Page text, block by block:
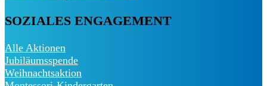
SOZIALES ENGAGEMENT
Alle Aktionen
Jubiläumsspende
Weihnachtsaktion